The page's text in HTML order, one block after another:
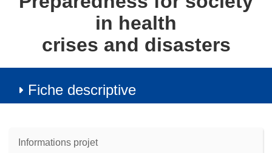
in health
crises and disasters
Fiche descriptive
Informations projet